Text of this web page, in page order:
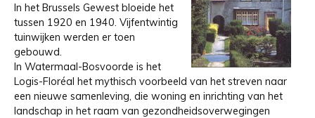
In het Brussels Gewest bloeide het
tussen 1920 en 1940. Vijfentwintig
tuinwijken werden er toen
gebouwd.
In Watermaal-Bosvoorde is het
Logis-Floréal het mythisch voorbeeld van het streven naar
een nieuwe samenleving, die woning en inrichting van het
landschap in het raam van gezondheidsoverwegingen